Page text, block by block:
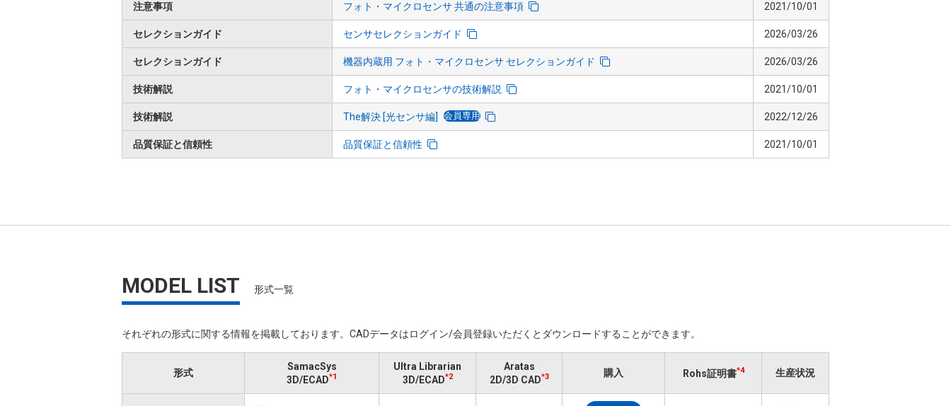
注意事項 フォト・マイクロセンサ 共通の注意事項 2021/10/01
セレクションガイド センサセレクションガイド 2026/03/26
セレクションガイド 機器内蔵用 フォト・マイクロセンサ セレクションガイド 2026/03/26
技術解説 フォト・マイクロセンサの技術解説 2021/10/01
技術解説 The解決 [光センサ編] 会員専用 2022/12/26
品質保証と信頼性 品質保証と信頼性 2021/10/01
MODEL LIST 形式一覧
それぞれの形式に関する情報を掲載しております。​CADデータはログイン/会員登録いただくと​ダウンロードすることができます。
形式
SamacSys
3D/ECAD*1
Ultra Librarian
3D/ECAD*2
Aratas
2D/3D CAD*3 購入 Rohs証明書*4 生産状況